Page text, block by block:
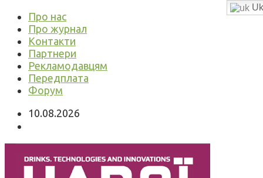
Про нас
Про журнал
Контакти
Партнери
Рекламодавцям
Передплата
Форум
10.08.2026